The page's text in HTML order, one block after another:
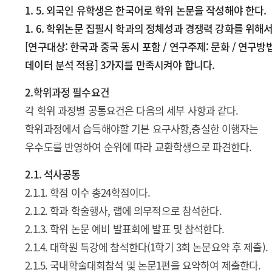
1. 5. 외국인 유학생은 한국어로 학위 논문을 작성해야 한다.
1. 6. 학위논문 집필시 학과의 정체성과 경쟁력 강화를 위해
[연구대상: 한국과 중국 동시 포함 / 연구주제: 문화 / 연구방
데이터 분석 적용] 3가지를 만족시켜야 합니다.
2.학위과정 필수요건
각 학위 과정별 공통요건은 다음의 세부 사항과 같다.
학위과정에서 습득해야할 기본 요구사항,충실한 이행자는
우수도를 반영하여 순위에 따라 교환학생으로 파견한다.
2.1. 석사공통
2.1.1. 학점 이수 총24학점이다.
2.1.2. 학과 학술행사, 랩에 의무적으로 참석한다.
2.1.3. 학위 논문 예비 발표회에 발표 및 참석한다.
2.1.4. 대학원 특강에 참석한다(1학기 3회 논문요약 후 제출).
2.1.5. 국내학술대회참석 및 논문1편을 요약하여 제출한다.